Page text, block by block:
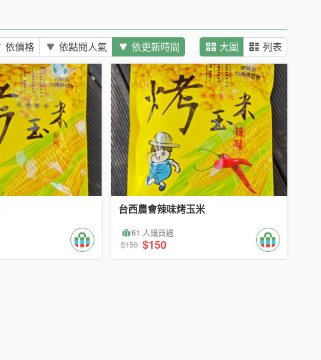
依價格 依點閱人氣 依更新時間 大圖 列表
台西農會辣味烤玉米
61 人購買過
$150 $150